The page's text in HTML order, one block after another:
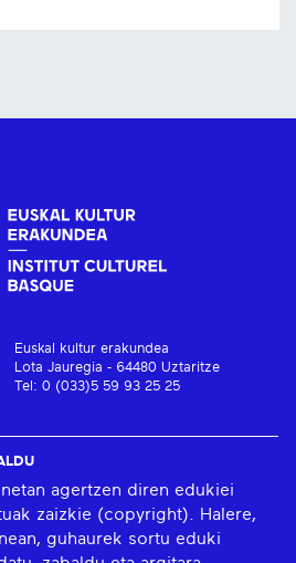
Euskal kultur erakundea
Lota Jauregia - 64480 Uztaritze
Tel: 0 (033)5 59 93 25 25
agertzen diren edukiei
zaizkie (copyright). Halere,
guhaurek sortu eduki